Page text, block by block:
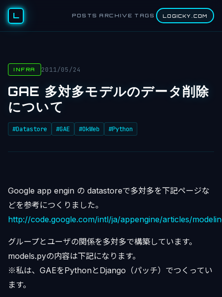
L POSTS ARCHIVE TAGS LOGICKY.COM
INFRA 2011/05/24
GAE 多対多モデルのデータ削除
について
#Datastore #GAE #OkWeb #Python
Google app engin の datastoreで多対多を下記ページな
どを参考につくりました。
http://code.google.com/intl/ja/appengine/articles/
グループとユーザの関係を多対多で構築しています。
models.pyの内容は下記になります。
※私は、GAEをPythonとDjango（パッチ）でつくってい
ます。